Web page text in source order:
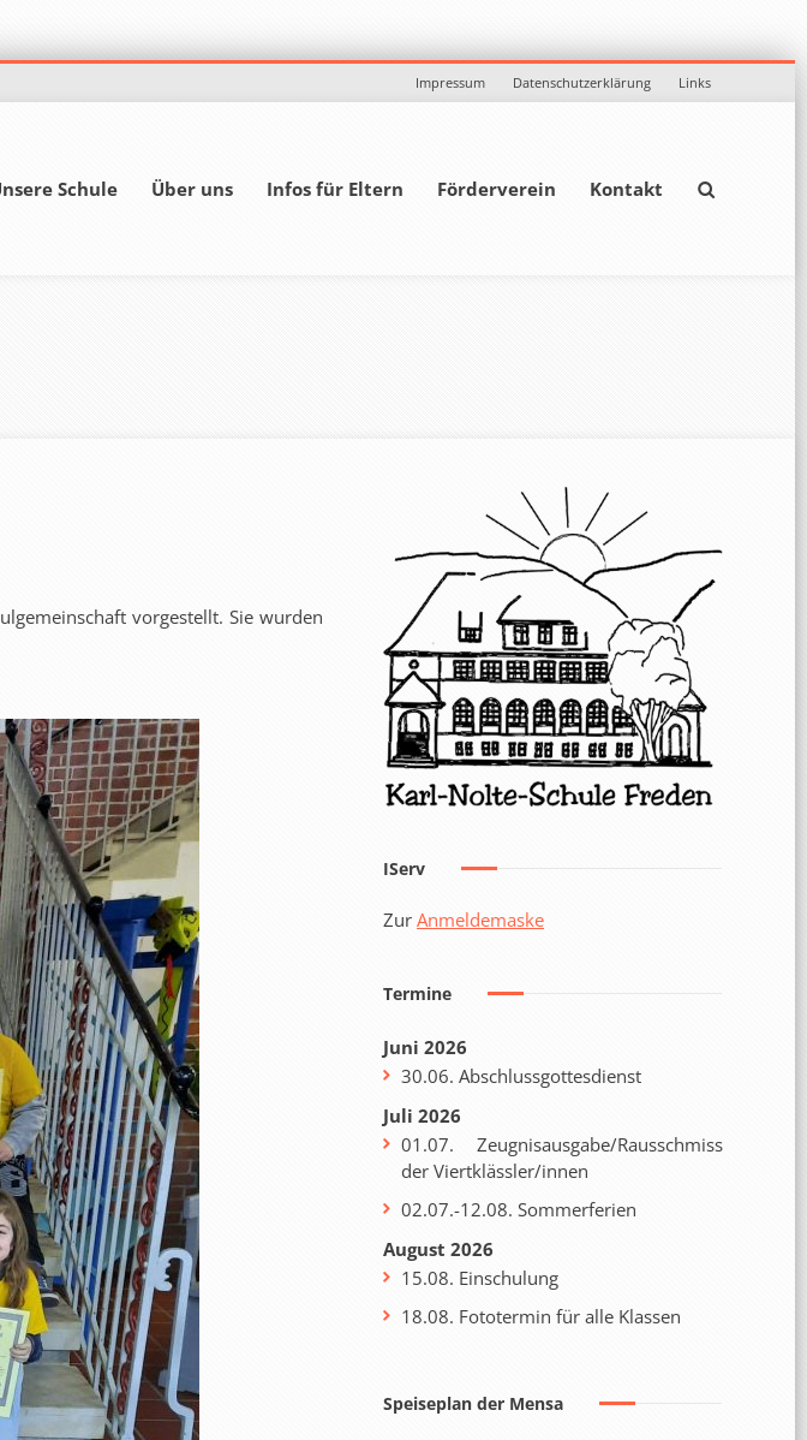
Impressum Datenschutzerklärung Links
Schule Über uns Infos für Eltern Förderverein Kontakt
vorgestellt. Sie wurden
IServ
ZurAnmeldemaske
Termine
Juni 2026
30.06. Abschlussgottesdienst
Juli 2026
01.07. Zeugnisausgabe/Rausschmiss
der Viertklässler/innen
02.07.-12.08. Sommerferien
August 2026
15.08. Einschulung
18.08. Fototermin für alle Klassen
Speiseplan der Mensa